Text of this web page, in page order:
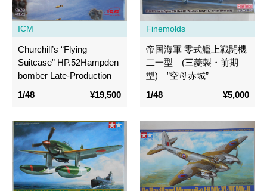
ICM
Churchill’s “Flying
Suitcase” HP.52Hampden
bomber Late-Production
1/48
¥19,500
Finemolds
帝国海軍 零式艦上戦闘機
二一型 (三菱製・前期
型) ”空母赤城”
1/48
¥5,000